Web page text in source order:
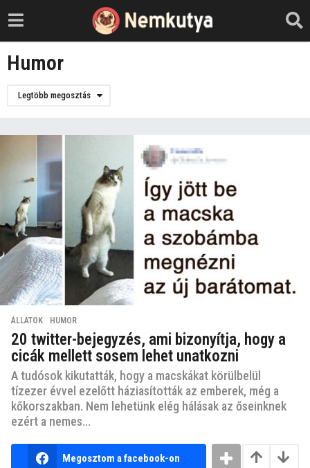
Humor
Legtöbb megosztás
ÁLLATOK ,HUMOR
20 twitter-bejegyzés, ami bizonyítja, hogy a
cicák mellett sosem lehet unatkozni
A tudósok kikutatták, hogy a macskákat körülbelül
tízezer évvel ezelőtt háziasították az emberek, még a
kőkorszakban. Nem lehetünk elég hálásak az őseinknek
ezért a nemes...
Megosztom a facebook-on